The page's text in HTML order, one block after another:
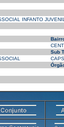
INFANTO JUVENIL
Sub